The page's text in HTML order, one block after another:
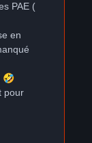
PAE (
en
🤣
pour